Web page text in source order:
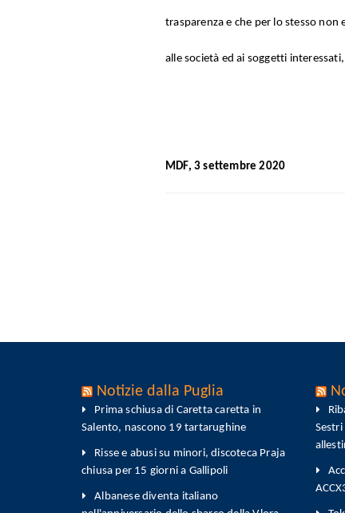
trasparenza e che per lo stesso
alle società ed ai soggetti
MDF, 3 settembre 2020
Notizie dalla Puglia
Prima schiusa di Caretta caretta in
Salento, nascono 19 tartarughine
Risse e abusi su minori, discoteca Praja
chiusa per 15 giorni a Gallipoli
Albanese diventa italiano